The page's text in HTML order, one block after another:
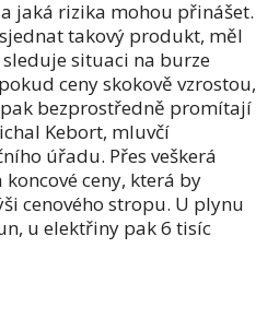
a jaká rizika mohou přinášet.
takový produkt, měl
situaci na burze
ceny skokově vzrostou,
bezprostředně promítají
Kebort, mluvčí
úřadu. Přes veškerá
ceny, která by
cenového stropu. U plynu
u elektřiny pak 6 tisíc